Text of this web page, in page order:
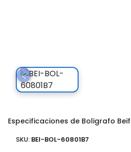
Especificaciones de Boligrafo
SKU: BEI-BOL-60801B7